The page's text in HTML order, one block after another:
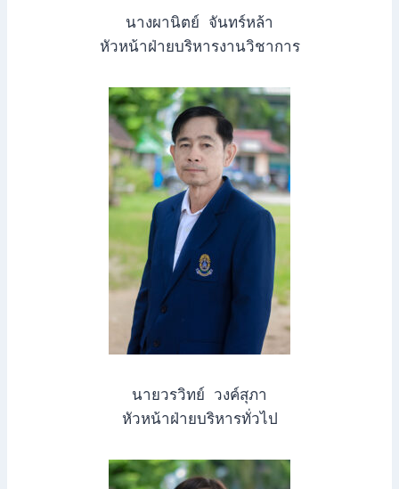
นางผานิตย์ จันทร์หล้า
หัวหน้าฝ่ายบริหารงานวิชาการ
นายวรวิทย์ วงค์สุภา
หัวหน้าฝ่ายบริหารทั่วไป